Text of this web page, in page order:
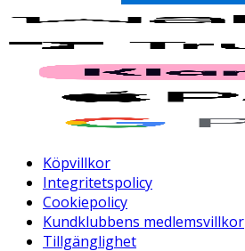
Köpvillkor
Integritetspolicy
Cookiepolicy
Kundklubbens medlemsvillkor
Tillgänglighet